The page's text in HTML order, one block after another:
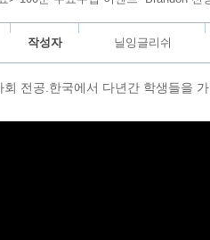
작성자 닐잉글리쉬
전공.한국에서 다년간 학생들을